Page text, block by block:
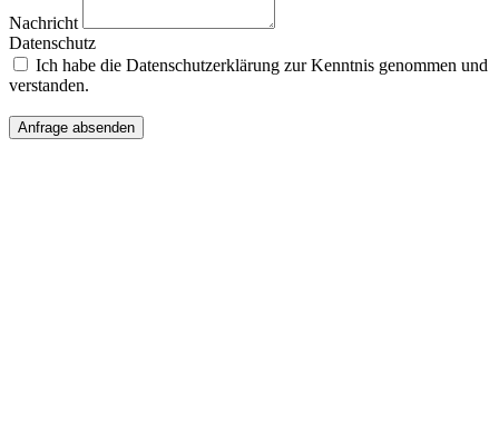
Nachricht
Datenschutz
Ich habe die Datenschutzerklärung zur Kenntnis genommen und
verstanden.
Anfrage absenden